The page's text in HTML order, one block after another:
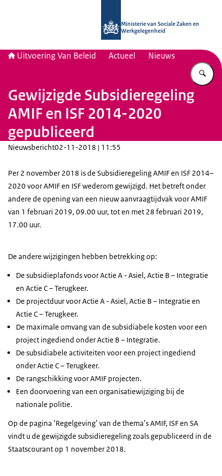
Ministerie van Sociale Zaken en
Werkgelegenheid
Uitvoering Van Beleid Actueel Nieuws
Gewijzigde Subsidieregeling
AMIF en ISF 2014-2020
gepubliceerd
Nieuwsbericht02-11-2018 | 11:55
Per 2 november 2018 is de Subsidieregeling AMIF en ISF 2014–
2020 voor AMIF en ISF wederom gewijzigd. Het betreft onder
andere de opening van een nieuw aanvraagtijdvak voor AMIF
van 1 februari 2019, 09.00 uur, tot en met 28 februari 2019,
17.00 uur.
De andere wijzigingen hebben betrekking op:
De subsidieplafonds voor Actie A - Asiel, Actie B – Integratie
en Actie C – Terugkeer.
De projectduur voor Actie A - Asiel, Actie B – Integratie en
Actie C – Terugkeer.
De maximale omvang van de subsidiabele kosten voor een
project ingediend onder Actie B – Integratie.
De subsidiabele activiteiten voor een project ingediend
onder Actie C – Terugkeer.
De rangschikking voor AMIF projecten.
Een doorvoering van een organisatiewijziging bij de
nationale politie.
Op de pagina ‘Regelgeving’ van de thema’sAMIF, ISFen SA
vindt u de gewijzigde subsidieregeling zoals gepubliceerd in de
Staatscourant op 1 november 2018.